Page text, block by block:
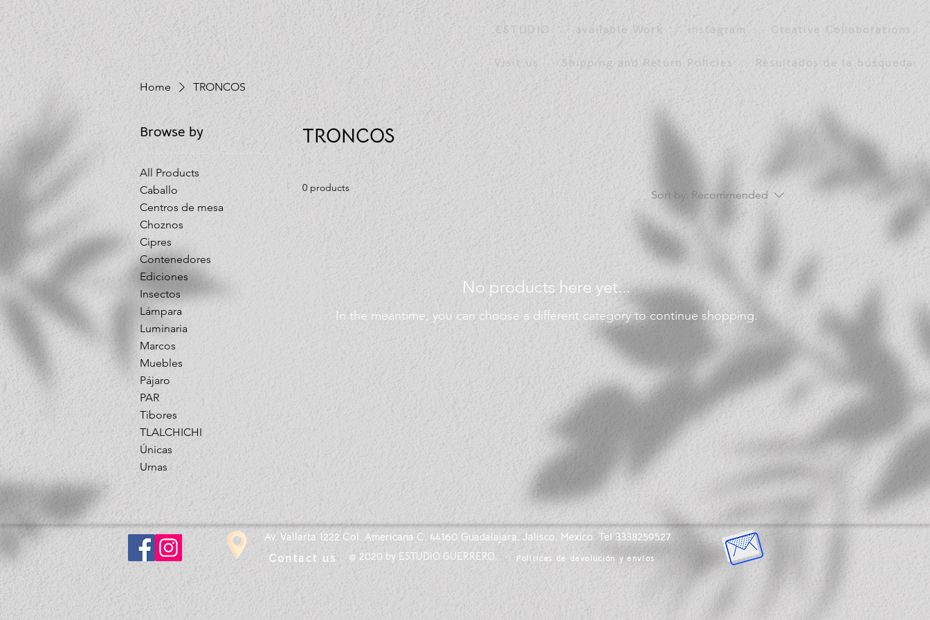
ESTUDIO available Work instagram Creative Collaborations
Visit us Shipping and Return Policies Resultados de la búsqueda
Home TRONCOS
Browse by
All Products
Caballo
Centros de mesa
Choznos
Cipres
Contenedores
Ediciones
Insectos
Lámpara
Luminaria
Marcos
Muebles
Pájaro
PAR
Tibores
TLALCHICHI
Únicas
Urnas
TRONCOS
0 products
Sort by: Recommended
No products here yet...
In the meantime, you can choose a different category to continue shopping.
Av. Vallarta 1222 Col. Americana C: 44160 Guadalajara, Jalisco, Mexico. Tel 3338259527
© 2020 by ESTUDIO GUERRERO.
Contact us Políticas de devolución y envíos